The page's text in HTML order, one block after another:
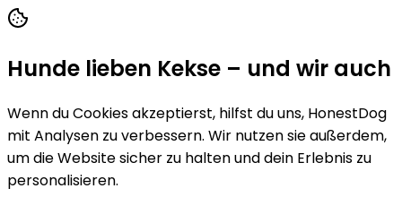
Hunde lieben Kekse – und wir auch
Wenn du Cookies akzeptierst, hilfst du uns, HonestDog
mit Analysen zu verbessern. Wir nutzen sie außerdem,
um die Website sicher zu halten und dein Erlebnis zu
personalisieren.